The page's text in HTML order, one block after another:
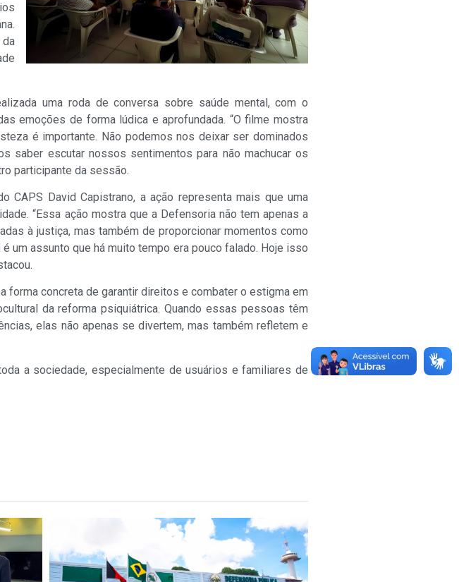
uma roda de conversa sobre saúde mental, com o
emoções de forma lúdica e aprofundada. “O filme mostra
é importante. Não podemos nos deixar ser dominados
saber escutar nossos sentimentos para não machucar os
participante da sessão.
CAPS David Capistrano, a ação representa mais que uma
“Essa ação mostra que a Defensoria não tem apenas a
à justiça, mas também de proporcionar momentos como
um assunto que há muito tempo era pouco falado. Hoje isso
forma concreta de garantir direitos e combater o estigma em
da reforma psiquiátrica. Quando essas pessoas têm
elas não apenas se divertem, mas também refletem e
a sociedade, especialmente de usuários e familiares de